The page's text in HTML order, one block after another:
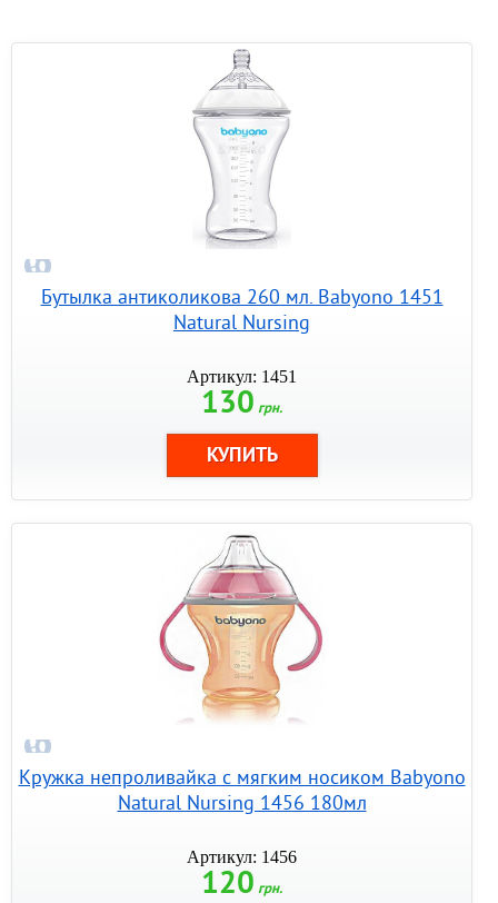
Бутылка антиколикова 260 мл. Babyono 1451
Natural Nursing
Артикул: 1451
130 грн.
Кружка непроливайка с мягким носиком Babyono
Natural Nursing 1456 180мл
Артикул: 1456
120 грн.